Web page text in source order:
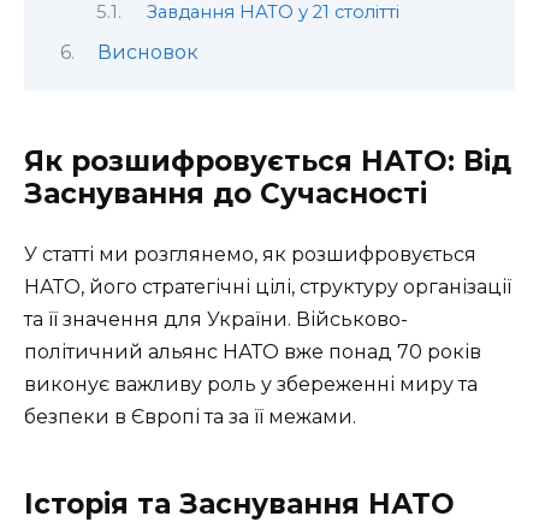
Завдання НАТО у 21 столітті
Висновок
Як розшифровується НАТО: Від
Заснування до Сучасності
У статті ми розглянемо, як розшифровується
НАТО, його стратегічні цілі, структуру організації
та її значення для України. Військово-
політичний альянс НАТО вже понад 70 років
виконує важливу роль у збереженні миру та
безпеки в Європі та за її межами.
Історія та Заснування НАТО